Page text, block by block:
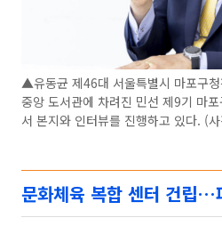
▲유동균 제46대 서울특별시 마포구
중앙 도서관에 차려진 민선 제9기 마
서 본지와 인터뷰를 진행하고 있다. (
문화체육 복합 센터 건립…